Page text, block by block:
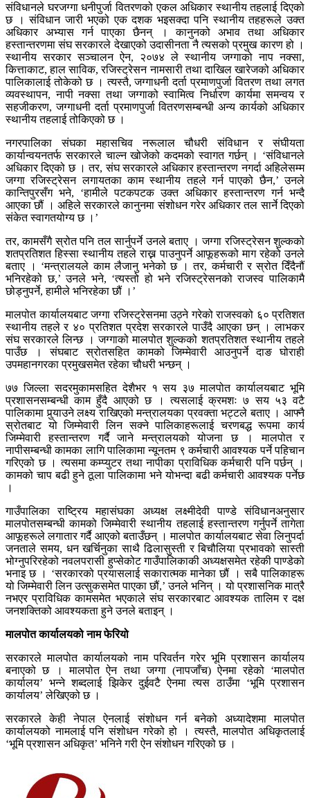
संविधानले घरजग्गा धनीपुर्जा वितरणको एकल अधिकार स्थानीय तहलाई दिएको
छ । संविधान जारी भएको एक दशक भइसक्दा पनि स्थानीय तहहरूले उक्त
अधिकार अभ्यास गर्न पाएका छैनन् । कानुनको अभाव तथा अधिकार
हस्तान्तरणमा संघ सरकारले देखाएको उदासीनता नै त्यसको प्रमुख कारण हो ।
स्थानीय सरकार सञ्चालन ऐन, २०७४ ले स्थानीय जग्गाको नाप नक्सा,
कित्ताकाट, हाल साविक, रजिस्ट्रेसन नामसारी तथा दाखिल खारेजको अधिकार
पालिकालाई तोकेको छ । त्यस्तै, जग्गाधनी दर्ता प्रमाणपुर्जा वितरण तथा लगत
व्यवस्थापन, नापी नक्सा तथा जग्गाको स्वामित्व निर्धारण कार्यमा समन्वय र
सहजीकरण, जग्गाधनी दर्ता प्रमाणपुर्जा वितरणसम्बन्धी अन्य कार्यको अधिकार
स्थानीय तहलाई तोकिएको छ ।
नगरपालिका संघका महासचिव नरूलाल चौधरी संविधान र संघीयता
कार्यान्वयनतर्फ सरकारले चाल्न खोजेको कदमको स्वागत गर्छन् । ‘संविधानले
अधिकार दिएको छ । तर, संघ सरकारले अधिकार हस्तान्तरण नगर्दा अहिलेसम्म
जग्गा रजिस्ट्रेसन लगायतका काम स्थानीय तहले गर्न पाएको छैन,’ उनले
कान्तिपुरसँग भने, ‘हामीले पटकपटक उक्त अधिकार हस्तान्तरण गर्न भन्दै
आएका छौं । अहिले सरकारले कानुनमा संशोधन गरेर अधिकार तल सार्ने दिएको
संकेत स्वागतयोग्य छ ।’
तर, कामसँगै स्रोत पनि तल सार्नुपर्ने उनले बताए । जग्गा रजिस्ट्रेसन शुल्कको
शतप्रतिशत हिस्सा स्थानीय तहले राख्न पाउनुपर्ने आफूहरूको माग रहेको उनले
बताए । ‘मन्त्रालयले काम लैजानु भनेको छ । तर, कर्मचारी र स्रोत दिँदैनौं
भनिरहेको छ,’ उनले भने, ‘त्यस्तो हो भने रजिस्ट्रेसनको राजस्व पालिकामै
छोड्नुपर्ने, हामीले भनिरहेका छौं ।’
मालपोत कार्यालयबाट जग्गा रजिस्ट्रेसनमा उठ्ने गरेको राजस्वको ६० प्रतिशत
स्थानीय तहले र ४० प्रतिशत प्रदेश सरकारले पाउँदै आएका छन् । लाभकर
संघ सरकारले लिन्छ । जग्गाको मालपोत शुल्कको शतप्रतिशत स्थानीय तहले
पाउँछ । संघबाट स्रोतसहित कामको जिम्मेवारी आउनुपर्ने दाङ घोराही
उपमहानगरका प्रमुखसमेत रहेका चौधरी भन्छन् ।
७७ जिल्ला सदरमुकामसहित देशैभर १ सय ३७ मालपोत कार्यालयबाट भूमि
प्रशासनसम्बन्धी काम हुँदै आएको छ । त्यसलाई क्रमशः ७ सय ५३ वटै
पालिकामा पुर्‍याउने लक्ष्य राखिएको मन्त्रालयका प्रवक्ता भट्टले बताए । आफ्नै
स्रोतबाट यो जिम्मेवारी लिन सक्ने पालिकाहरूलाई चरणबद्ध रूपमा कार्य
जिम्मेवारी हस्तान्तरण गर्दै जाने मन्त्रालयको योजना छ । मालपोत र
नापीसम्बन्धी कामका लागि पालिकामा न्यूनतम ९ कर्मचारी आवश्यक पर्ने पहिचान
गरिएको छ । त्यसमा कम्प्युटर तथा नापीका प्राविधिक कर्मचारी पनि पर्छन् ।
कामको चाप बढी हुने ठूला पालिकामा भने योभन्दा बढी कर्मचारी आवश्यक पर्नेछ
।
गाउँपालिका राष्ट्रिय महासंघका अध्यक्ष लक्ष्मीदेवी पाण्डे संविधानअनुसार
मालपोतसम्बन्धी कामको जिम्मेवारी स्थानीय तहलाई हस्तान्तरण गर्नुपर्ने तागेता
आफूहरूले लगातार गर्दै आएको बताउँछन् । मालपोत कार्यालयबाट सेवा लिनुपर्दा
जनताले समय, धन खर्चिनुका साथै ढिलासुस्ती र बिचौलिया प्रभावको सास्ती
भोग्नुपरिरहेको नवलपरासी हुप्सेकोट गाउँपालिकाकी अध्यक्षसमेत रहेकी पाण्डेको
भनाइ छ । ‘सरकारको प्रयासलाई सकारात्मक मानेका छौं । सबै पालिकाहरू
यो जिम्मेवारी लिन उत्सुकसमेत पाएका छौं,’ उनले भनिन् । यो प्रशासनिक मात्रै
नभएर प्राविधिक कामसमेत भएकाले संघ सरकारबाट आवश्यक तालिम र दक्ष
जनशक्तिको आवश्यकता हुने उनले बताइन् ।
मालपोत कार्यालयको नाम फेरियो
सरकारले मालपोत कार्यालयको नाम परिवर्तन गरेर भूमि प्रशासन कार्यालय
बनाएको छ । मालपोत ऐन तथा जग्गा (नापजाँच) ऐनमा रहेको ‘मालपोत
कार्यालय’ भन्ने शब्दलाई झिकेर दुईवटै ऐनमा त्यस ठाउँमा ‘भूमि प्रशासन
कार्यालय’ लेखिएको छ ।
सरकारले केही नेपाल ऐनलाई संशोधन गर्न बनेको अध्यादेशमा मालपोत
कार्यालयको नामलाई पनि संशोधन गरेको हो । त्यस्तै, मालपोत अधिकृतलाई
‘भूमि प्रशासन अधिकृत’ भनिने गरी ऐन संशोधन गरिएको छ ।